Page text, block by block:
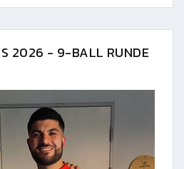
2026 - 9-BALL RUNDE